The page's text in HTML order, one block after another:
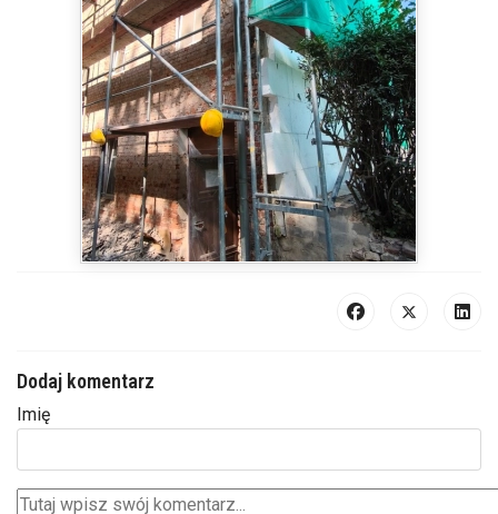
Dodaj komentarz
Imię